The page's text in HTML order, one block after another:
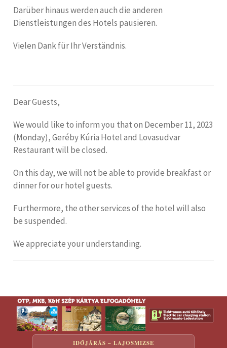
Darüber hinaus werden auch die anderen
Dienstleistungen des Hotels pausieren.
Vielen Dank für Ihr Verständnis.
Dear Guests,
We would like to inform you that on December 11, 2023
(Monday), Geréby Kúria Hotel and Lovasudvar
Restaurant will be closed.
On this day, we will not be able to provide breakfast or
dinner for our hotel guests.
Furthermore, the other services of the hotel will also
be suspended.
We appreciate your understanding.
IDŐJÁRÁS – LAJOSMIZSE